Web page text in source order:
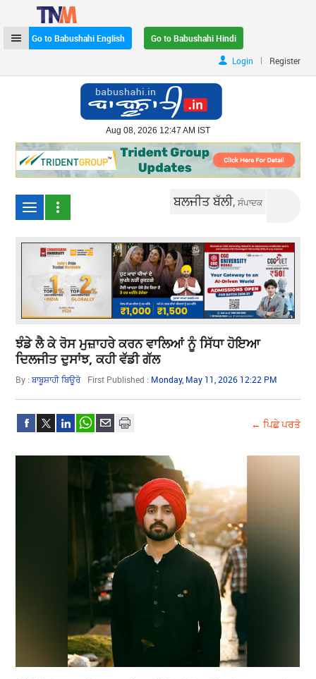
Go to Babushahi English
Go to Babushahi Hindi
Login
| Register
Aug 08, 2026 12:47 AM IST
ਬਲਜੀਤ ਬੱਲੀ,ਸੰਪਾਦਕ
ਝੰਡੇ ਲੈ ਕੇ ਰੋਸ ਮੁਜ਼ਾਹਰੇ ਕਰਨ ਵਾਲਿਆਂ ਨੂੰ ਸਿੱਧਾ ਹੋਇਆ
ਦਿਲਜੀਤ ਦੁਸਾਂਝ, ਕਹੀ ਵੱਡੀ ਗੱਲ
By :ਬਾਬੂਸ਼ਾਹੀ ਬਿਊਰੋ First Published : Monday, May 11, 2026 12:22 PM
← ਪਿਛੇ ਪਰਤੋ